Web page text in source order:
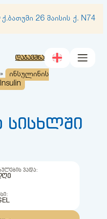
ქ.ბათუმი 26 მაისის ქ. N74
დაჯავშნა
»
ინსულინის
სისხლში
ᲕᲐᲓᲐ: